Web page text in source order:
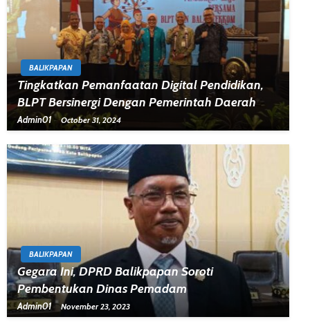
BALIKPAPAN
Tingkatkan Pemanfaatan Digital Pendidikan,
BLPT Bersinergi Dengan Pemerintah Daerah
Admin01 October 31, 2024
BALIKPAPAN
Gegara Ini, DPRD Balikpapan Soroti
Pembentukan Dinas Pemadam
Admin01 November 23, 2023